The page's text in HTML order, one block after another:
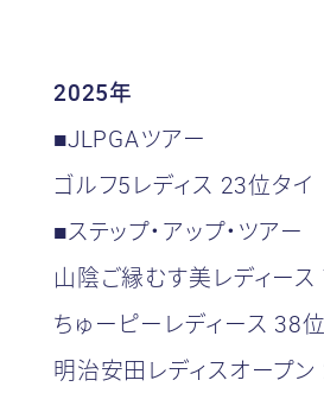
2025年
■JLPGAツアー
ゴルフ5レディス 23位タイ
■ステップ・アップ・ツアー
山陰ご縁むす美レディース
ちゅーピーレディース 38
明治安田レディスオープ